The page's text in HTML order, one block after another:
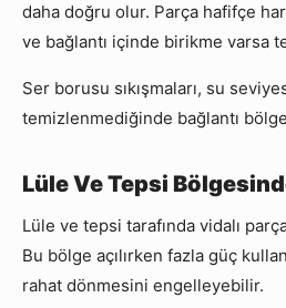
daha doğru olur. Parça hafifçe
ve bağlantı içinde birikme varsa
Ser borusu sıkışmaları, su
temizlenmediğinde bağlantı
Lüle Ve Tepsi
Lüle ve tepsi tarafında vidalı
Bu bölge açılırken fazla güç
rahat dönmesini engelleyebilir.